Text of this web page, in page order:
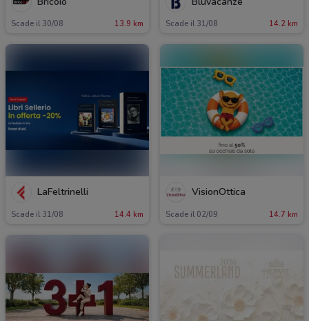
Scade il 30/08 13.9 km Scade il 31/08 14.2 km
LaFeltrinelli
Scade il 31/08 14.4 km
VisionOttica
Scade il 02/09 14.7 km